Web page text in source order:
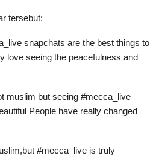
tersebut:
snapchats are the best things to
love seeing the peacefulness and
muslim but seeing #mecca_live
People have really changed
#mecca_live is truly